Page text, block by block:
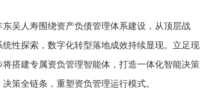
吴人寿围绕资产负债管理体系建设，从顶层战
性探索，数字化转型落地成效持续显现。立足现
搭建专属资负管理智能体，打造一体化智能决策
策全链条，重塑资负管理运行模式。